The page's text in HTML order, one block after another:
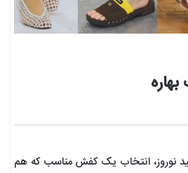
نوروز، انتخاب یک کفش مناسب که هم